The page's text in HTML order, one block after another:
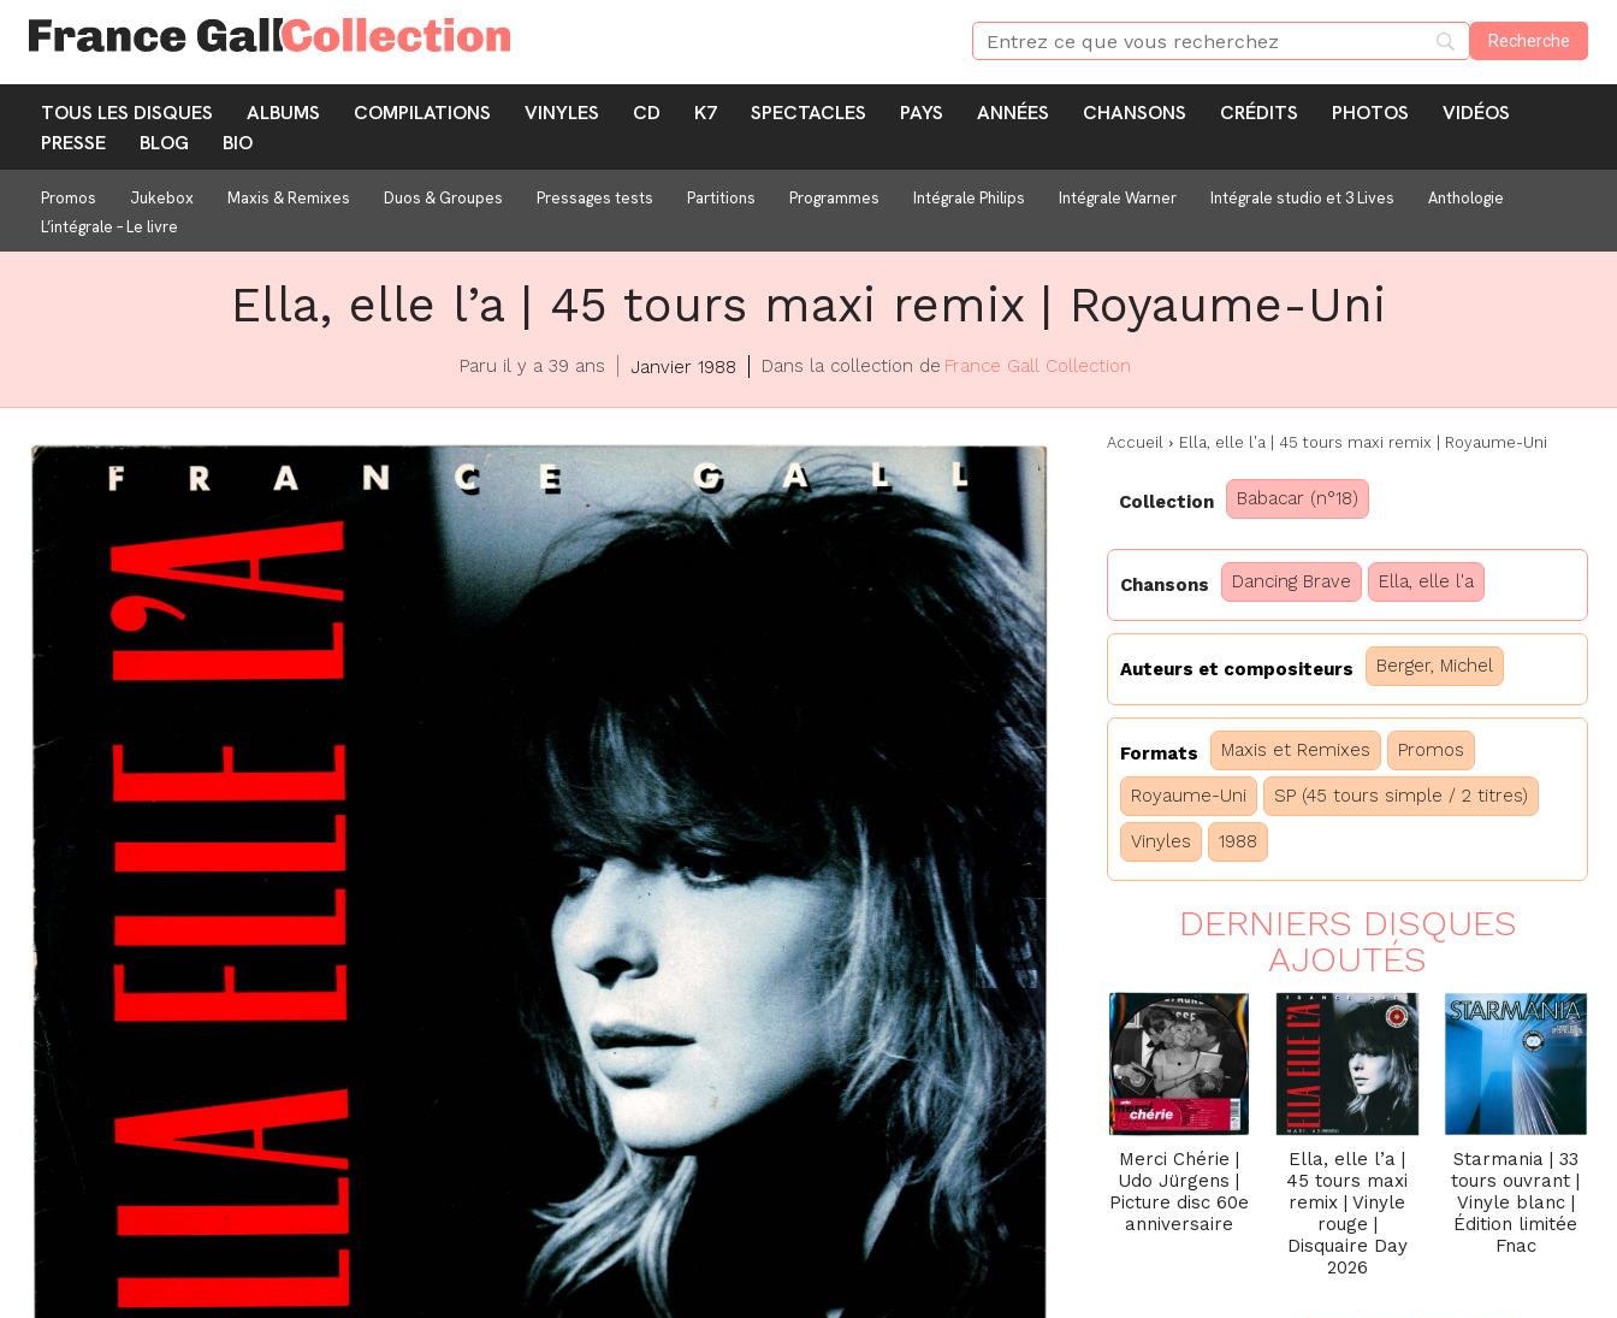
TOUS LES DISQUES ALBUMS COMPILATIONS VINYLES CD K7 SPECTACLES PAYS ANNÉES CHANSONS CRÉDITS PHOTOS
VIDÉOS
PRESSE
BLOG BIO
Promos Jukebox Maxis & Remixes Duos & Groupes Pressages tests Partitions Programmes Intégrale Philips Intégrale Warner Intégrale studio et 3 Lives
Anthologie
L’intégrale – Le livre
Ella, elle l’a | 45 tours maxi remix | Royaume-Uni
Paru il y a 39 ans Janvier 1988 Dans la collection de France Gall Collection
Accueil Ella, elle l'a | 45 tours maxi remix | Royaume-Uni
Collection Babacar (n°18)
Chansons Dancing Brave Ella, elle l'a
Auteurs et compositeurs Berger, Michel
Formats Maxis et Remixes Promos
Royaume-Uni SP (45 tours simple / 2 titres)
Vinyles 1988
DERNIERS DISQUES
AJOUTÉS
Merci Chérie |
Udo Jürgens |
Picture disc 60e
anniversaire
Ella, elle l’a |
45 tours maxi
remix | Vinyle
rouge |
Disquaire Day
2026
Starmania | 33
tours ouvrant |
Vinyle blanc |
Édition limitée
Fnac